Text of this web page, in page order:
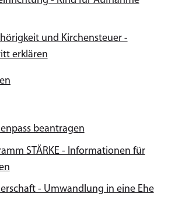
und Kirchensteuer -
erklären
beantragen
STÄRKE - Informationen für
- Umwandlung in eine Ehe